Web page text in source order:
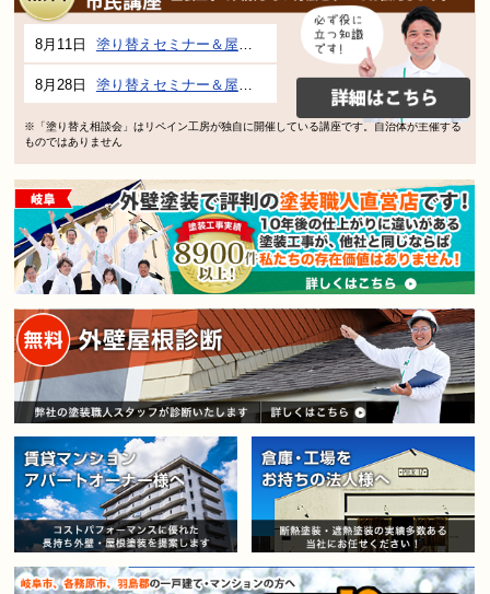
8月11日 塗り替えセミナー＆屋根、外壁の塗り替え市民講座 inぎふメディアコスモス
8月28日 塗り替えセミナー＆屋根、外壁の塗り替え市民講座 inぎふメディアコスモス
※「塗り替え相談会」はリペイン工房が独自に開催している講座です。自治体が主催する
ものではありません
賃貸マンション・アパートオー